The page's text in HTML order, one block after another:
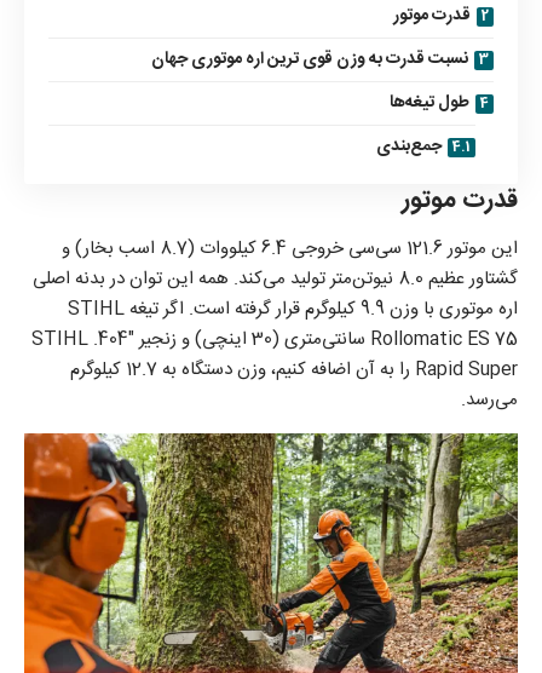
قدرت موتور
نسبت قدرت به وزن قوی ترین اره موتوری جهان
طول تیغه‌ها
جمع‌بندی
قدرت موتور
این موتور 121.6 سی‌سی خروجی 6.4 کیلووات (8.7 اسب بخار) و
گشتاور عظیم 8.0 نیوتن‌متر تولید می‌کند. همه این توان در بدنه اصلی
اره موتوری با وزن 9.9 کیلوگرم قرار گرفته است. اگر تیغه STIHL
Rollomatic ES 75 سانتی‌متری (30 اینچی) و زنجیر STIHL .404″
Rapid Super را به آن اضافه کنیم، وزن دستگاه به 12.7 کیلوگرم
می‌رسد.